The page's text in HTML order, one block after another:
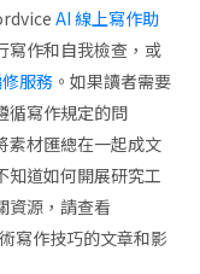
AI 線上寫作助
寫作和自我檢查，或
服務 。如果讀者需要
循寫作規定的問
素材匯總在一起成文
知道如何開展研究工
資源，請查看
寫作技巧的文章和影